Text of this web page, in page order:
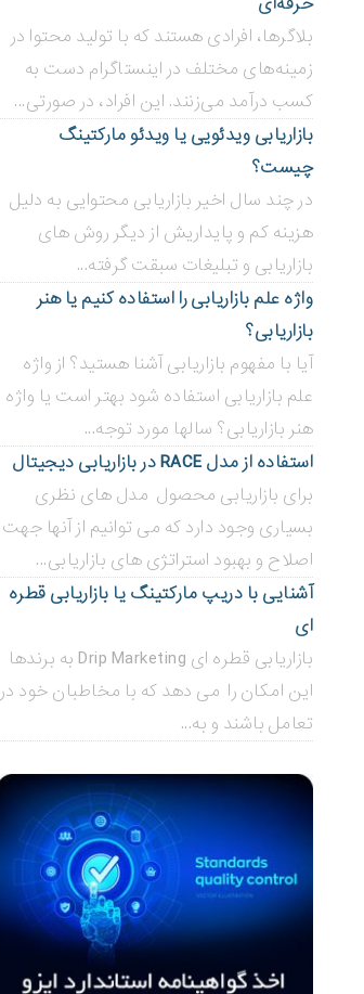
بلاگر‌ها، افرادی هستند که با تولید محتوا در
زمینه‌های مختلف در اینستاگرام دست به
کسب درآمد می‌زنند. این افراد، در صورتی...
بازاریابی ویدئویی ‌یا ویدئو مارکتینگ
چیست؟
در چند سال اخیر بازاریابی محتوایی به دلیل
هزینه کم و پایداریش از دیگر روش های
بازاریابی و تبلیغات سبقت گرفته...
واژه علم بازاریابی را استفاده کنیم یا هنر
بازاریابی؟
آیا با مفهوم بازاریابی آشنا هستید؟ از واژه
علم بازاریابی استفاده شود بهتر است یا واژه
هنر بازاریابی؟ سالها مورد توجه...
استفاده از مدل RACE در بازاریابی دیجیتال
برای بازاریابی محصول مدل های نظری
بسیاری وجود دارد که می توانیم از آنها جهت
اصلاح و بهبود استراتژی های بازاریابی...
آشنایی با دریپ مارکتینگ یا بازاریابی قطره
ای
بازاریابی قطره ای Drip Marketing به برندها
این امکان را می دهد که با مخاطبان خود در
تعامل باشند و به...